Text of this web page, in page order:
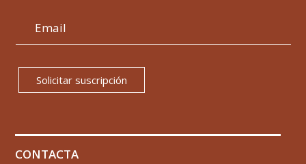
Solicitar suscripción
CONTACTA